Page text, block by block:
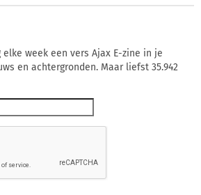
week een vers Ajax E-zine in je
en achtergronden. Maar liefst 35.942